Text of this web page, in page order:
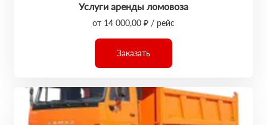
Услуги аренды ломовоза
от 14 000,00 ₽ / рейс
Заказать